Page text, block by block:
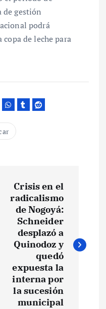
de gestión
podrá
de leche para
Crisis en el
radicalismo
de Nogoyá:
Schneider
desplazó a
Quinodoz y
quedó
expuesta la
interna por
la sucesión
municipal